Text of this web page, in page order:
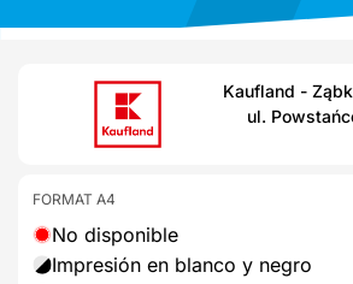
Kaufland -
ul.
FORMAT A4
No disponible
Impresión en blanco y negro